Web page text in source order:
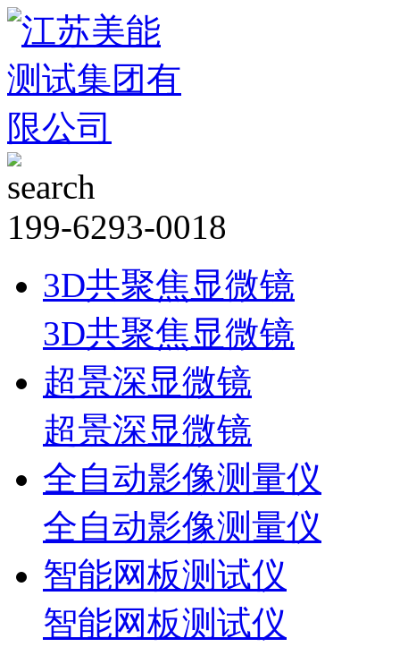
199-6293-0018
3D共聚焦显微镜
3D共聚焦显微镜
超景深显微镜
超景深显微镜
全自动影像测量仪
全自动影像测量仪
智能网板测试仪
智能网板测试仪